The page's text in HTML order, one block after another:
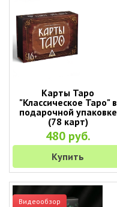
Карты Таро
"Классическое Таро" в
подарочной упаковке
(78 карт)
480 руб.
Купить
Видеообзор